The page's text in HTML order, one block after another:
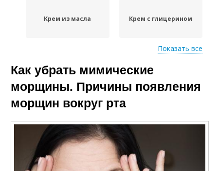
Крем из масла Крем с глицерином
Косметика для лица Антивозрастной крем
Крем из авокадо Крем против акне
Показать все
Как убрать мимические
морщины. Причины появления
морщин вокруг рта